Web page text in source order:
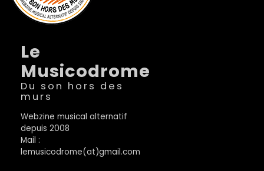
Le
Musicodrome
Du son hors des
murs
Webzine musical alternatif
depuis 2008
Mail :
lemusicodrome(at)gmail.com